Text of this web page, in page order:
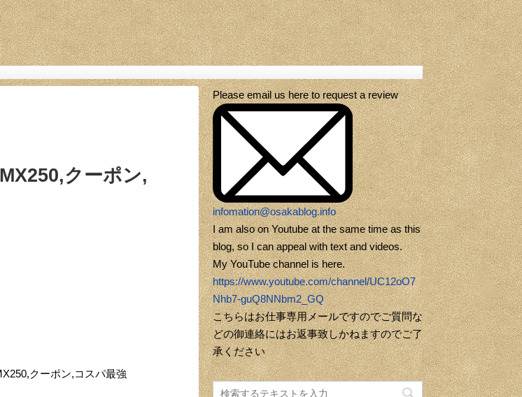
クーポン,
クーポン,コスパ最強
Please email us here to request a review
infomation@osakablog.info
I am also on Youtube at the same time as this
blog, so I can appeal with text and videos.
My YouTube channel is here.
https://www.youtube.com/channel/UC12oO7
Nhb7-guQ8NNbm2_GQ
こちらはお仕事専用メールですのでご質問な
どの御連絡にはお返事致しかねますのでご了
承ください